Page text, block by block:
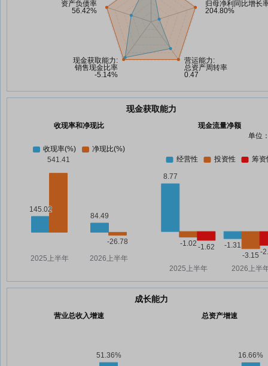
现金获取能力
收现率和净现比
现金流量净额
单位
成长能力
营业总收入增速 总资产增速